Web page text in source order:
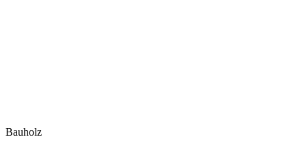
Bauholz